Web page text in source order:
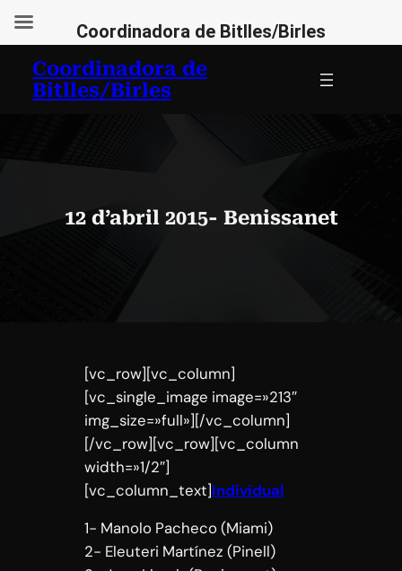
contingut
Coordinadora de
Bitlles/Birles
12 d’abril 2015- Benissanet
[vc_row][vc_column]
[vc_single_image image=»213″
img_size=»full»][/vc_column]
[/vc_row][vc_row][vc_column
width=»1/2″]
[vc_column_text]Individual
1- Manolo Pacheco (Miami)
2- Eleuteri Martínez (Pinell)
Coordinadora de Bitlles/Birles